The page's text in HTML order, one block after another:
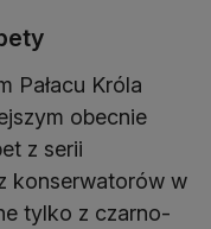
Pałacu Króla
obecnie
z serii
konserwatorów w
tylko z czarno-